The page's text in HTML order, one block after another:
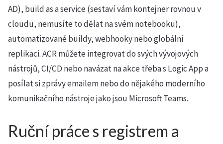
AD), build as a service (sestaví vám kontejner rovnou v
cloudu, nemusíte to dělat na svém notebooku),
automatizované buildy, webhooky nebo globální
replikaci. ACR můžete integrovat do svých vývojových
nástrojů, CI/CD nebo navázat na akce třeba s Logic App a
posílat si zprávy emailem nebo do nějakého moderního
komunikačního nástroje jako jsou Microsoft Teams.
Ruční práce s registrem a